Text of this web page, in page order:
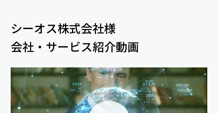
シーオス株式会社様
会社・サービス紹介動画